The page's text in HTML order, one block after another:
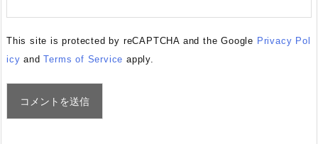
This site is protected by reCAPTCHA and the Google Privacy Pol
icy andTerms of Service apply.